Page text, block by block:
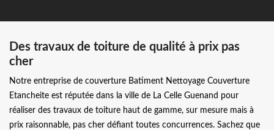
Des travaux de toiture de qualité à prix pas
cher
Notre entreprise de couverture Batiment Nettoyage Couverture
Etancheite est réputée dans la ville de La Celle Guenand pour
réaliser des travaux de toiture haut de gamme, sur mesure mais à
prix raisonnable, pas cher défiant toutes concurrences. Sachez que